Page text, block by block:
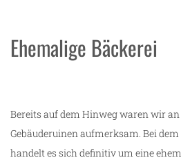
Ehemalige Bäckerei
Bereits auf dem Hinweg waren wir
Gebäuderuinen aufmerksam. Bei
handelt es sich definitiv um eine